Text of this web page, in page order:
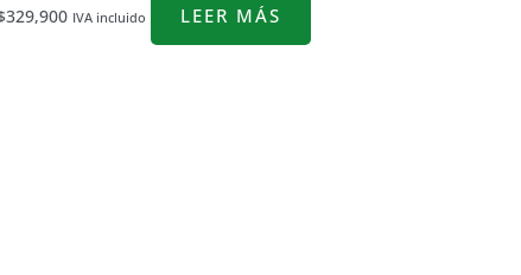
329,900 IVA incluido LEER MÁS